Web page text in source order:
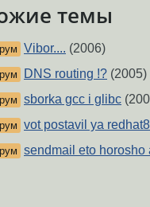
темы
Vibor.... (2006)
DNS routing !? (2005)
sborka gcc i glibc
vot postavil ya
sendmail eto horosho